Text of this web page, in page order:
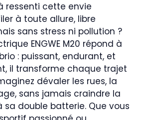
ressenti cette envie
à toute allure, libre
sans stress ni pollution ?
ENGWE M20 répond à
: puissant, endurant, et
il transforme chaque trajet
dévaler les rues, la
sans jamais craindre la
sa double batterie. Que vous